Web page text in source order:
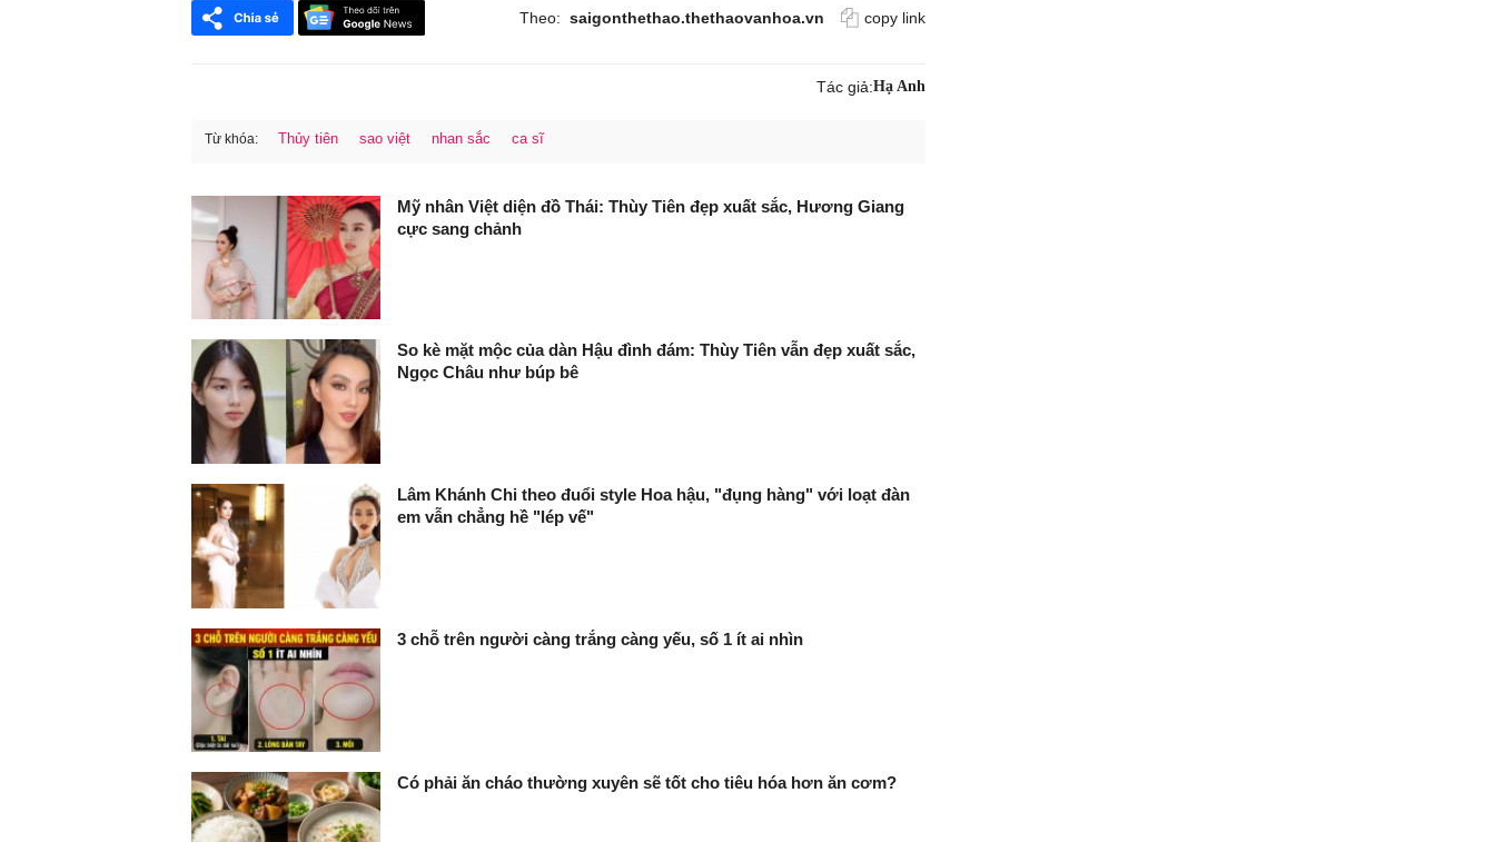
Theo: saigonthethao.thethaovanhoa.vn copy link
Tác giả:Hạ Anh
Từ khóa: Thủy tiên sao việt nhan sắc ca sĩ
Mỹ nhân Việt diện đồ Thái: Thùy Tiên đẹp xuất sắc, Hương Giang
cực sang chảnh
So kè mặt mộc của dàn Hậu đình đám: Thùy Tiên vẫn đẹp xuất sắc,
Ngọc Châu như búp bê
Lâm Khánh Chi theo đuổi style Hoa hậu, "đụng hàng" với loạt đàn
em vẫn chẳng hề "lép vế"
3 chỗ trên người càng trắng càng yếu, số 1 ít ai nhìn
Có phải ăn cháo thường xuyên sẽ tốt cho tiêu hóa hơn ăn cơm?